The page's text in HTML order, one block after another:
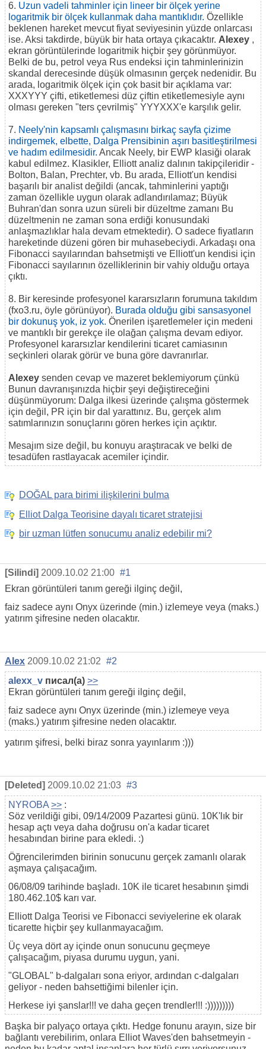
6. Uzun vadeli tahminler için lineer bir ölçek yerine
logaritmik bir ölçek kullanmak daha mantıklıdır. Özellikle
beklenen hareket mevcut fiyat seviyesinin yüzde onlarcası
ise. Aksi takdirde, büyük bir hata ortaya çıkacaktır. Alexey ,
ekran görüntülerinde logaritmik hiçbir şey görünmüyor.
Belki de bu, petrol veya Rus endeksi için tahminlerinizin
skandal derecesinde düşük olmasının gerçek nedenidir. Bu
arada, logaritmik ölçek için çok basit bir açıklama var:
XXXYYY çifti, etiketlemesi düz çiftin etiketlemesiyle aynı
olması gereken "ters çevrilmiş" YYYXXX'e karşılık gelir.
7. Neely'nin kapsamlı çalışmasını birkaç sayfa çizime
indirgemek, elbette, Dalga Prensibinin aşırı basitleştirilmesi
ve hadım edilmesidir. Ancak Neely, bir EWP klasiği olarak
kabul edilmez. Klasikler, Elliott analiz dalının takipçileridir -
Bolton, Balan, Prechter, vb. Bu arada, Elliott'un kendisi
başarılı bir analist değildi (ancak, tahminlerini yaptığı
zaman özellikle uygun olarak adlandırılamaz; Büyük
Buhran'dan sonra uzun süreli bir düzeltme zamanı Bu
düzeltmenin ne zaman sona erdiği konusundaki
anlaşmazlıklar hala devam etmektedir). O sadece fiyatların
hareketinde düzeni gören bir muhasebeciydi. Arkadaşı ona
Fibonacci sayılarından bahsetmişti ve Elliott'un kendisi için
Fibonacci sayılarının özelliklerinin bir vahiy olduğu ortaya
çıktı.
8. Bir keresinde profesyonel kararsızların forumuna takıldım
(fxo3.ru, öyle görünüyor). Burada olduğu gibi sansasyonel
bir dokunuş yok, iz yok. Önerilen işaretlemeler için medeni
ve mantıklı bir gerekçe ile olağan çalışma devam ediyor.
Profesyonel kararsızlar kendilerini ticaret camiasının
seçkinleri olarak görür ve buna göre davranırlar.
Alexey senden cevap ve mazeret beklemiyorum çünkü
Bunun davranışınızda hiçbir şeyi değiştireceğini
düşünmüyorum: Dalga ilkesi üzerinde çalışma göstermek
için değil, PR için bir dal yarattınız. Bu, gerçek alım
satımlarınızın sonuçlarını gören herkes için açıktır.
Mesajım size değil, bu konuyu araştıracak ve belki de
tesadüfen rastlayacak acemiler içindir.
DOĞAL para birimi ilişkilerini bulma
Elliot Dalga Teorisine dayalı ticaret stratejisi
bir uzman lütfen sonucumu analiz edebilir mi?
[Silindi] 2009.10.02 21:00 #1
Ekran görüntüleri tanım gereği ilginç değil,
faiz sadece aynı Onyx üzerinde (min.) izlemeye veya (maks.)
yatırım şifresine neden olacaktır.
Alex 2009.10.02 21:02 #2
alexx_v писал(а) >>
Ekran görüntüleri tanım gereği ilginç değil,
faiz sadece aynı Onyx üzerinde (min.) izlemeye veya
(maks.) yatırım şifresine neden olacaktır.
yatırım şifresi, belki biraz sonra yayınlarım :)))
[Deleted] 2009.10.02 21:03 #3
NYROBA >> :
Söz verildiği gibi, 09/14/2009 Pazartesi günü. 10K'lık bir
hesap açtı veya daha doğrusu on'a kadar ticaret
hesabından birine para ekledi. :)
Öğrencilerimden birinin sonucunu gerçek zamanlı olarak
aşmaya çalışacağım.
06/08/09 tarihinde başladı. 10K ile ticaret hesabının şimdi
180.462.10$ karı var.
Elliott Dalga Teorisi ve Fibonacci seviyelerine ek olarak
ticarette hiçbir şey kullanmayacağım.
Üç veya dört ay içinde onun sonucunu geçmeye
çalışacağım, piyasa durumu uygun, yani.
"GLOBAL" b-dalgaları sona eriyor, ardından c-dalgaları
geliyor - neden bahsettiğimi bilenler için.
Herkese iyi şanslar!!! ve daha geçen trendler!!! :)))))))))
Başka bir palyaço ortaya çıktı. Hedge fonunu arayın, size bir
bağlantı verebilirim, onlara Elliot Waves'den bahsetmeyin -